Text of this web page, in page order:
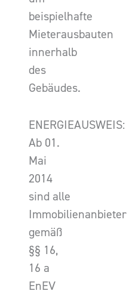
beispielhafte
Mieterausbauten
innerhalb
des
Gebäudes.
ENERGIEAUSWEIS:
Ab 01.
Mai
2014
sind alle
Immobilienanbieter
gemäß
§§ 16,
16 a
EnEV